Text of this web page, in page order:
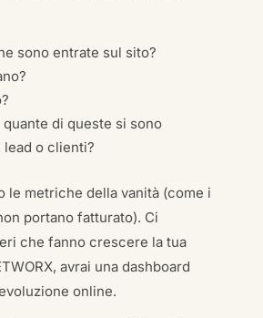
sono entrate sul sito?
quante di queste si sono
o clienti?
le metriche della vanità (come i
portano fatturato). Ci
che fanno crescere la tua
avrai una dashboard
online.